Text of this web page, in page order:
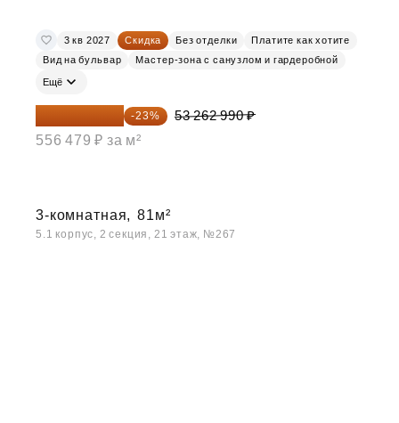
3 кв 2027 Скидка Без отделки
Платите как хотите
Вид на бульвар
Мастер-зона с санузлом и гардеробной
Ещё
41 012 502 ₽ -23%
53 262 990 ₽
556 479 ₽ за м²
3-комнатная, 81м²
5.1 корпус, 2 секция, 21 этаж, №267